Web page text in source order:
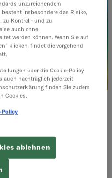
den B2B-E-
Minuten Lesezeit
eingeht, gewinnt einen
unzureichendem
insbesondere das Risiko,
zu Kontroll- und zu
auch ohne
werden können. Wenn Sie auf
klicken, findet die vorgehend
über die Cookie-Policy
auch nachträglich jederzeit
finden Sie zudem
Cookies.
Policy
ablehnen